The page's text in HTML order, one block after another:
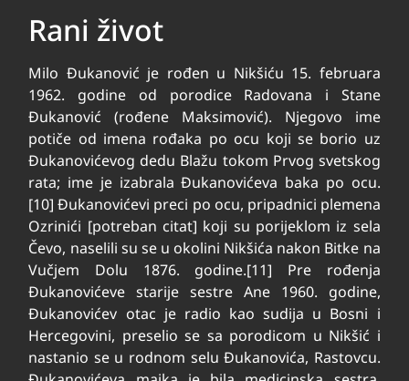
Rani život
Milo Đukanović je rođen u Nikšiću 15. februara
1962. godine od porodice Radovana i Stane
Đukanović (rođene Maksimović). Njegovo ime
potiče od imena rođaka po ocu koji se borio uz
Đukanovićevog dedu Blažu tokom Prvog svetskog
rata; ime je izabrala Đukanovićeva baka po ocu.
[10] Đukanovićevi preci po ocu, pripadnici plemena
Ozrinići [potreban citat] koji su porijeklom iz sela
Čevo, naselili su se u okolini Nikšića nakon Bitke na
Vučjem Dolu 1876. godine.[11] Pre rođenja
Đukanovićeve starije sestre Ane 1960. godine,
Đukanovićev otac je radio kao sudija u Bosni i
Hercegovini, preselio se sa porodicom u Nikšić i
nastanio se u rodnom selu Đukanovića, Rastovcu.